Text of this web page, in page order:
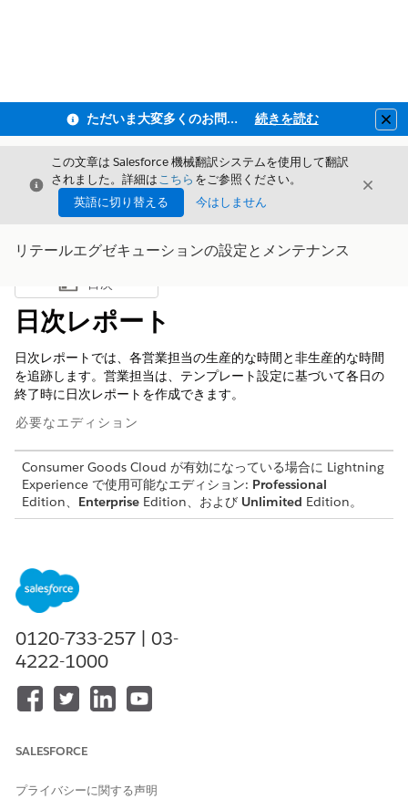
ただいま大変多くのお問い合わせをいただいており、ご連絡までにお時間を頂戴しております 続きを読む
閉じる
この文章は Salesforce 機械翻訳システムを使用して翻訳
されました。詳細はこちら をご参照ください。
英語に切り替える
今はしません
閉じる
リテールエグゼキューションの設定とメンテナンス
目次を表示
目次
日次レポート
日次レポートでは、各営業担当の生産的な時間と非生産的な時間
を追跡します。営業担当は、テンプレート設定に基づいて各日の
終了時に日次レポートを作成できます。
必要なエディション
Consumer Goods Cloud が有効になっている場合に Lightning
Experience で使用可能なエディション: Professional
Edition、 Enterprise Edition、および Unlimited Edition。
このワークフローには次の手順が含まれます。
日次レポートが作成されます。レポートの状況は [初回] で
0120-733-257 | 03-
4222-1000
SALESFORCE
プライバシーに関する声明